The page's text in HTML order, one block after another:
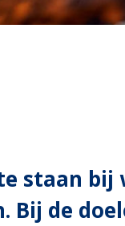
staan bij
de